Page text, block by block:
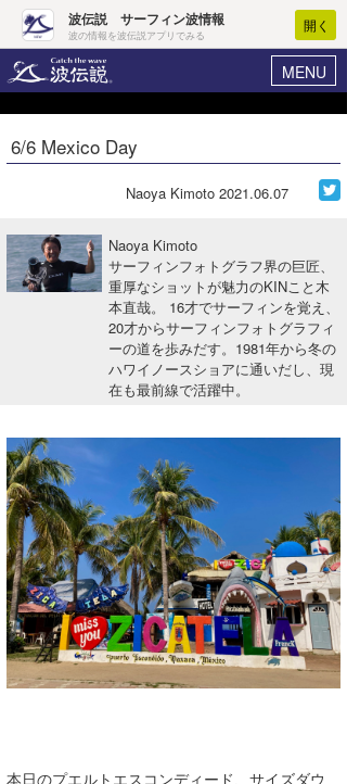
波伝説 サーフィン波情報
波の情報を波伝説アプリでみる
開く
MENU
ヘルプ マイホーム
ログイン
波情報･概況
WAVE HUNTER波予想ツール
会員メニュー
今月のプレゼント
6/6 Mexico Day
Naoya Kimoto 2021.06.07
Naoya Kimoto
サーフィンフォトグラフ界の巨匠、
重厚なショットが魅力のKINこと木
本直哉。 16才でサーフィンを覚え、
20才からサーフィンフォトグラフィ
ーの道を歩みだす。1981年から冬の
ハワイノースショアに通いだし、現
在も最前線で活躍中。
本日のプエルトエスコンディード、サイズダウ
Core Surf Japan
ファッション/グッズ
アート＆エンタメ
ショップ情報
湘南
千葉北
伊豆
千葉南
大阪
沖縄
ウラナミ
お知らせ
その他
ルール＆How to
VOTE!